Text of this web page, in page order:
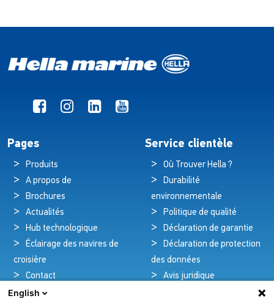
Pages
Produits
A propos de
Brochures
Actualités
Hub technologique
Éclairage des navires de
croisière
Contact
Service clientèle
Où Trouver Hella ?
Durabilité
environnementale
Politique de qualité
Déclaration de garantie
Déclaration de protection
des données
Avis juridique
English